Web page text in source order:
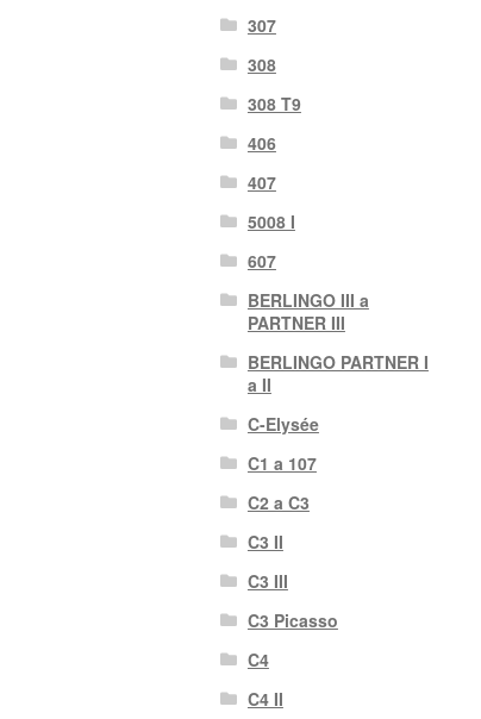
307
308
308 T9
406
407
5008 I
607
BERLINGO III a
PARTNER III
BERLINGO PARTNER I
a II
C-Elysée
C1 a 107
C2 a C3
C3 II
C3 III
C3 Picasso
C4
C4 II